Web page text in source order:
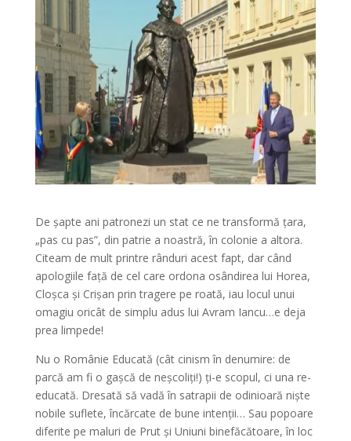
De șapte ani patronezi un stat ce ne transformă țara,
„pas cu pas”, din patrie a noastră, în colonie a altora.
Citeam de mult printre rânduri acest fapt, dar când
apologiile față de cel care ordona osândirea lui Horea,
Cloșca și Crișan prin tragere pe roată, iau locul unui
omagiu oricât de simplu adus lui Avram Iancu…e deja
prea limpede!
Nu o Românie Educată (cât cinism în denumire: de
parcă am fi o gașcă de neșcoliți!) ți-e scopul, ci una re-
educată. Dresată să vadă în satrapii de odinioară niște
nobile suflete, încărcate de bune intenții… Sau popoare
diferite pe maluri de Prut și Uniuni binefăcătoare, în loc